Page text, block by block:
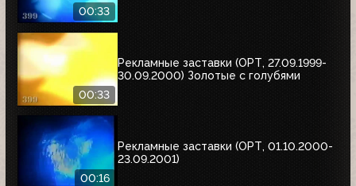
00:33
00:33
Рекламные заставки (ОРТ, 27.09.1999-
30.09.2000) Золотые с голубями
00:16
Рекламные заставки (ОРТ, 01.10.2000-
23.09.2001)